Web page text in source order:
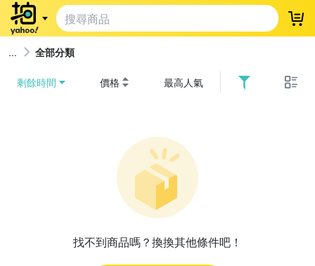
登
全部分類
剩餘時間 價格 最高人氣
找不到商品嗎？換換其他條件吧！